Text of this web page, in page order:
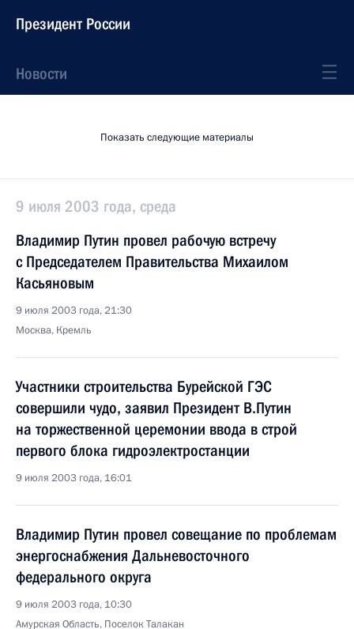
Президент России
Новости
Показать следующие материалы
9 июля 2003 года, среда
Владимир Путин провел рабочую встречу
с Председателем Правительства Михаилом
Касьяновым
9 июля 2003 года, 21:30
Москва, Кремль
Участники строительства Бурейской ГЭС
совершили чудо, заявил Президент В.Путин
на торжественной церемонии ввода в строй
первого блока гидроэлектростанции
9 июля 2003 года, 16:01
Владимир Путин провел совещание по проблемам
энергоснабжения Дальневосточного
федерального округа
9 июля 2003 года, 10:30
Амурская Область, Поселок Талакан